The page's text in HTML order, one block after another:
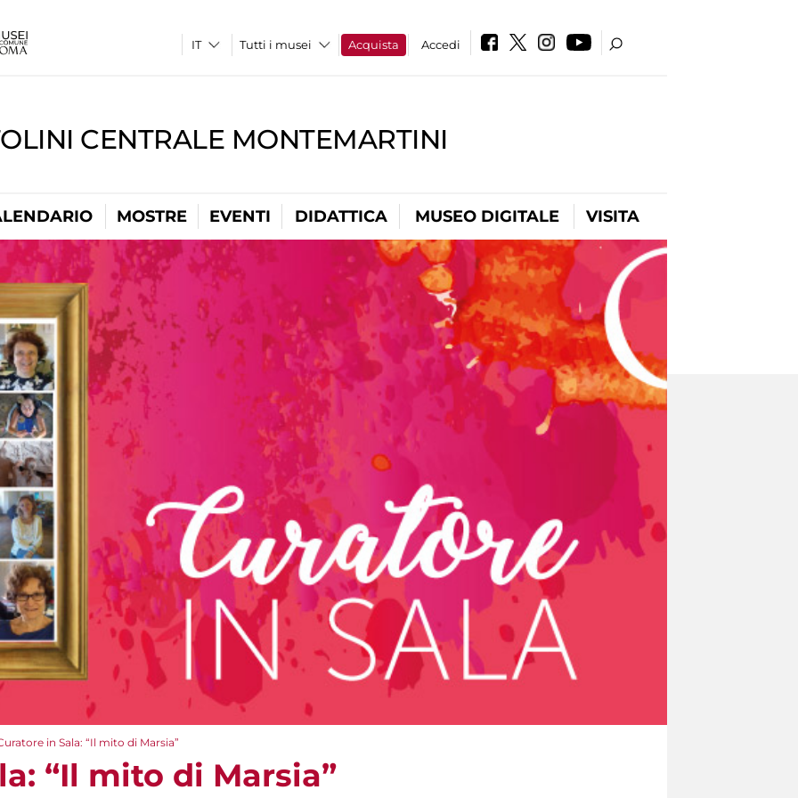
Tutti i musei Acquista Accedi
CENTRALE MONTEMARTINI
MOSTRE EVENTI DIDATTICA MUSEO DIGITALE VISITA
in Sala: “Il mito di Marsia”
“Il mito di Marsia”